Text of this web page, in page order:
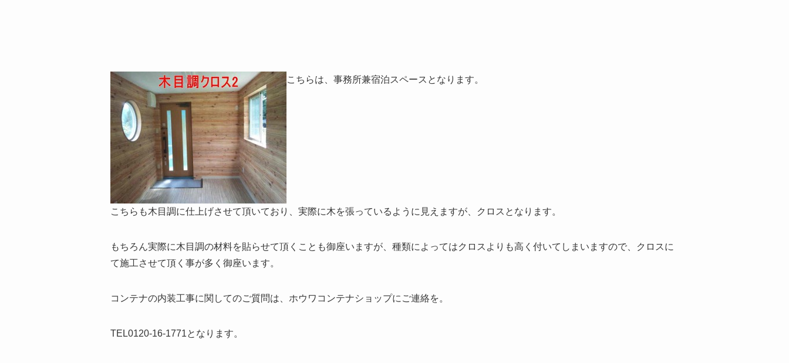
こちらは、事務所兼宿泊スペースとなります。
こちらも木目調に仕上げさせて頂いており、実際に木を張っているように見えますが、クロスとなります。
もちろん実際に木目調の材料を貼らせて頂くことも御座いますが、種類によってはクロスよりも高く付いてしまいますので、クロスに
て施工させて頂く事が多く御座います。
コンテナの内装工事に関してのご質問は、ホウワコンテナショップにご連絡を。
TEL0120-16-1771となります。